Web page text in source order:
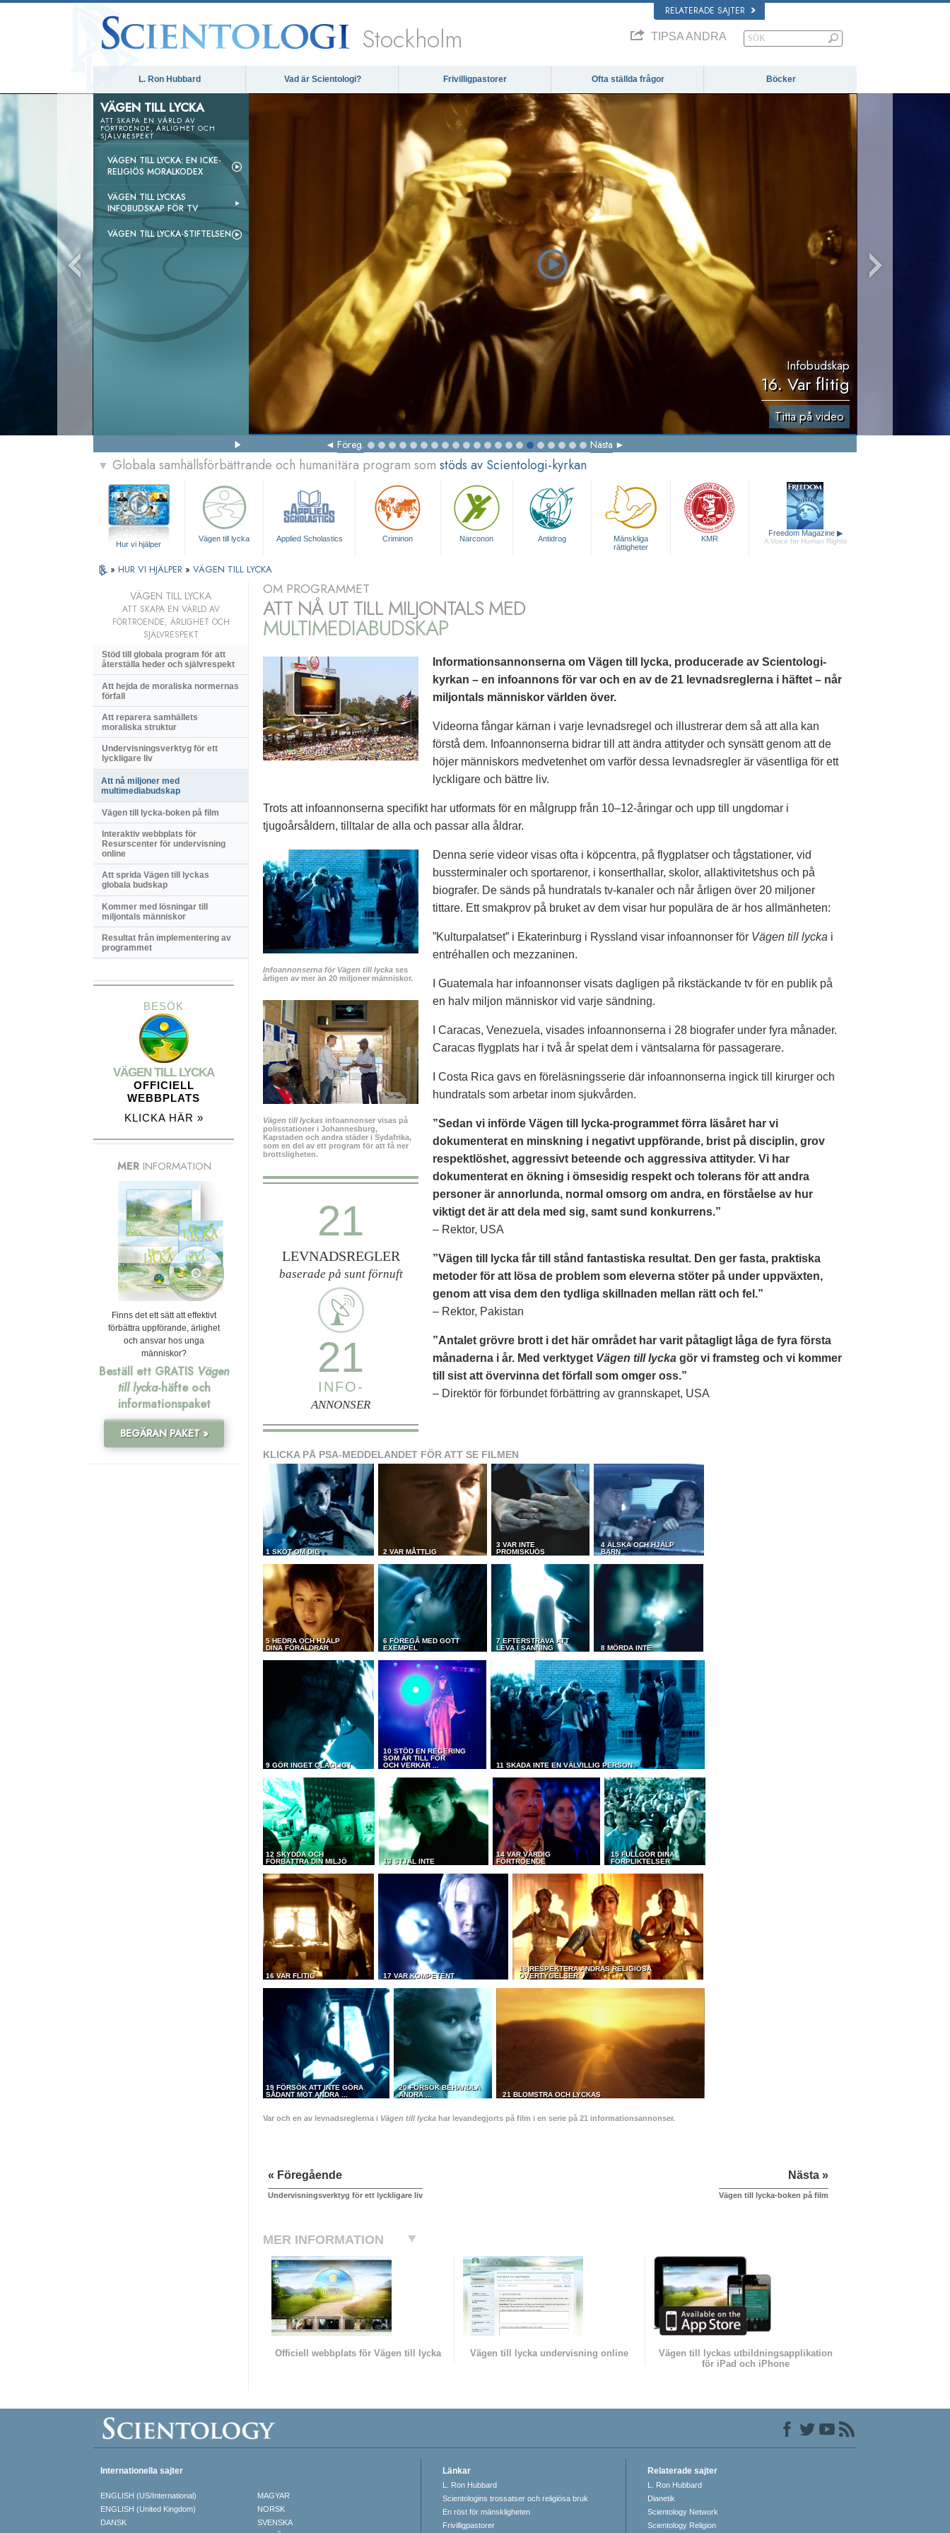
RELATERADE SAJTER
Stockholm TIPSA ANDRA
L. Ron Hubbard Vad är Scientologi? Frivilligpastorer Ofta ställda frågor Böcker
VÄGEN TILL LYCKA
ATT SKAPA EN VÄRLD AV
FÖRTROENDE, ÄRLIGHET OCH
SJÄLVRESPEKT
VÄGEN TILL LYCKA: EN ICKE-
RELIGIÖS MORALKODEX
VÄGEN TILL LYCKAS
INFOBUDSKAP FÖR TV
VÄGEN TILL LYCKA-STIFTELSEN
Infobudskap
16. Var flitig
Titta på video
Föreg. Nästa
▼ Globala samhällsförbättrande och humanitära program som stöds av Scientologi-kyrkan
Hur vi hjälper
Vägen till lycka Applied Scholastics Criminon Narconon Antidrog
Mänskliga
rättigheter
KMR
Freedom Magazine ▶
A Voice for Human Rights
» HUR VI HJÄLPER » VÄGEN TILL LYCKA
OM PROGRAMMET
ATT NÅ UT TILL MILJONTALS MED
MULTIMEDIABUDSKAP
Informationsannonserna om Vägen till lycka, producerade av Scientologi-
kyrkan – en infoannons för var och en av de 21 levnadsreglerna i häftet – når
miljontals människor världen över.
Videorna fångar kärnan i varje levnadsregel och illustrerar dem så att alla kan
förstå dem. Infoannonserna bidrar till att ändra attityder och synsätt genom att de
höjer människors medvetenhet om varför dessa levnadsregler är väsentliga för ett
lyckligare och bättre liv.
Trots att infoannonserna specifikt har utformats för en målgrupp från 10–12-åringar och upp till ungdomar i
tjugoårsåldern, tilltalar de alla och passar alla åldrar.
Infoannonserna för Vägen till lycka ses
årligen av mer än 20 miljoner människor.
Vägen till lyckas infoannonser visas på
polisstationer i Johannesburg,
Kapstaden och andra städer i Sydafrika,
som en del av ett program för att få ner
brottsligheten.
Denna serie videor visas ofta i köpcentra, på flygplatser och tågstationer, vid
bussterminaler och sportarenor, i konserthallar, skolor, allaktivitetshus och på
biografer. De sänds på hundratals tv-kanaler och når årligen över 20 miljoner
tittare. Ett smakprov på bruket av dem visar hur populära de är hos allmänheten:
”Kulturpalatset” i Ekaterinburg i Ryssland visar infoannonser för Vägen till lycka i
entréhallen och mezzaninen.
I Guatemala har infoannonser visats dagligen på rikstäckande tv för en publik på
en halv miljon människor vid varje sändning.
I Caracas, Venezuela, visades infoannonserna i 28 biografer under fyra månader.
Caracas flygplats har i två år spelat dem i väntsalarna för passagerare.
I Costa Rica gavs en föreläsningsserie där infoannonserna ingick till kirurger och
hundratals som arbetar inom sjukvården.
21
LEVNADSREGLER
baserade på sunt förnuft
21
INFO-
ANNONSER
”Sedan vi införde Vägen till lycka-programmet förra läsåret har vi
dokumenterat en minskning i negativt uppförande, brist på disciplin, grov
respektlöshet, aggressivt beteende och aggressiva attityder. Vi har
dokumenterat en ökning i ömsesidig respekt och tolerans för att andra
personer är annorlunda, normal omsorg om andra, en förståelse av hur
viktigt det är att dela med sig, samt sund konkurrens.”
– Rektor, USA
”Vägen till lycka får till stånd fantastiska resultat. Den ger fasta, praktiska
metoder för att lösa de problem som eleverna stöter på under uppväxten,
genom att visa dem den tydliga skillnaden mellan rätt och fel.”
– Rektor, Pakistan
”Antalet grövre brott i det här området har varit påtagligt låga de fyra första
månaderna i år. Med verktyget Vägen till lycka gör vi framsteg och vi kommer
till sist att övervinna det förfall som omger oss.”
– Direktör för förbundet förbättring av grannskapet, USA
KLICKA PÅ PSA-MEDDELANDET FÖR ATT SE FILMEN
1 SKÖT OM DIG 2 VAR MÅTTLIG
3 VAR INTE
PROMISKUÖS
4 ÄLSKA OCH HJÄLP
BARN
5 HEDRA OCH HJÄLP
DINA FÖRÄLDRAR
6 FÖREGÅ MED GOTT
EXEMPEL
7 EFTERSTRÄVA ATT
LEVA I SANNING
8 MÖRDA INTE
9 GÖR INGET OLAGLIGT
10 STÖD EN REGERING
SOM ÄR TILL FÖR
OCH VERKAR ...
11 SKADA INTE EN VÄLVILLIG PERSON
12 SKYDDA OCH
FÖRBÄTTRA DIN MILJÖ
13 STJÄL INTE
14 VAR VÄRDIG
FÖRTROENDE
15 FULLGÖR DINA
FÖRPLIKTELSER
16 VAR FLITIG 17 VAR KOMPETENT
18 RESPEKTERA ANDRAS RELIGIÖSA
ÖVERTYGELSER
19 FÖRSÖK ATT INTE GÖRA
SÅDANT MOT ANDRA ...
20 FÖRSÖK BEHANDLA
ANDRA ...
21 BLOMSTRA OCH LYCKAS
Var och en av levnadsreglerna i Vägen till lycka har levandegjorts på film i en serie på 21 informationsannonser.
« Föregående
Undervisningsverktyg för ett lyckligare liv
Nästa »
Vägen till lycka-boken på film
MER INFORMATION
Officiell webbplats för Vägen till lycka Vägen till lycka undervisning online
Vägen till lyckas utbildningsapplikation
för iPad och iPhone
VÄGEN TILL LYCKA
ATT SKAPA EN VÄRLD AV
FÖRTROENDE, ÄRLIGHET OCH
SJÄLVRESPEKT
Stöd till globala program för att
återställa heder och självrespekt
Att hejda de moraliska normernas
förfall
Att reparera samhällets
moraliska struktur
Undervisningsverktyg för ett
lyckligare liv
Att nå miljoner med
multimediabudskap
Vägen till lycka-boken på film
Interaktiv webbplats för
Resurscenter för undervisning
online
Att sprida Vägen till lyckas
globala budskap
Kommer med lösningar till
miljontals människor
Resultat från implementering av
programmet
BESÖK
VÄGEN TILL LYCKA
OFFICIELL
WEBBPLATS
KLICKA HÄR »
MER INFORMATION
Finns det ett sätt att effektivt
förbättra uppförande, ärlighet
och ansvar hos unga
människor?
Beställ ett GRATIS Vägen
till lycka-häfte och
informationspaket
BEGÄRAN PAKET »
Internationella sajter
ENGLISH (US/International)
ENGLISH (United Kingdom)
DANSK
MAGYAR
NORSK
SVENSKA
Länkar
L. Ron Hubbard
Scientologins trossatser och religiösa bruk
En röst för mänskligheten
Frivilligpastorer
Relaterade sajter
L. Ron Hubbard
Dianetik
Scientology Network
Scientology Religion